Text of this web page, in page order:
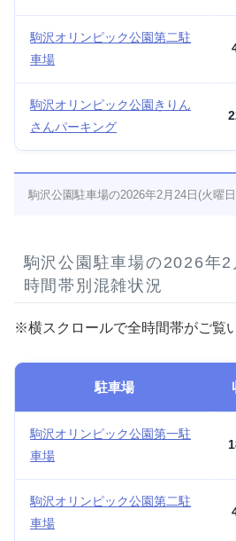
駒沢オリンピック公園第二駐
車場
駒沢オリンピック公園きりん
さんパーキング
駒沢公園駐車場の2026年2月24日(火曜
駒沢公園駐車場の2026年
時間帯別混雑状況
※横スクロールで全時間帯がご覧
駐車場
駒沢オリンピック公園第一駐
車場
駒沢オリンピック公園第二駐
車場